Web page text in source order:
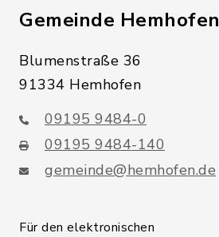
Gemeinde Hemhofen
Blumenstraße 36
91334 Hemhofen
09195 9484-0
09195 9484-140
gemeinde@hemhofen.de
Für den elektronischen